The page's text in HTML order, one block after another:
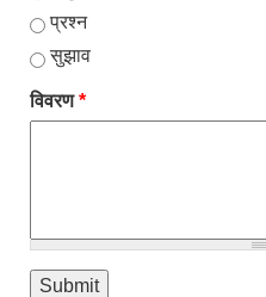
प्रश्न
सुझाव
विवरण*